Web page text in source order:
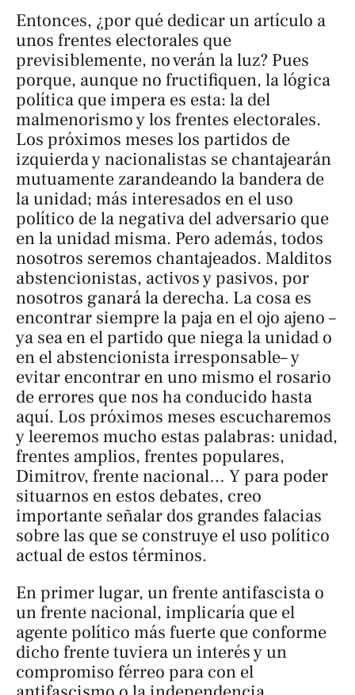
Entonces, ¿por qué dedicar un artículo a
unos frentes electorales que
previsiblemente, no verán la luz? Pues
porque, aunque no fructifiquen, la lógica
política que impera es esta: la del
malmenorismoy los frentes electorales.
Los próximos meses los partidos de
izquierda y nacionalistas se chantajearán
mutuamente zarandeando la bandera de
la unidad; más interesados en el uso
político de la negativa del adversario que
en la unidad misma. Pero además, todos
nosotros seremos chantajeados. Malditos
abstencionistas, activos y pasivos, por
nosotros ganará la derecha. La cosa es
encontrar siempre la paja en el ojo ajeno –
ya sea en el partido que niega la unidad o
en el abstencionista irresponsable– y
evitar encontrar en uno mismo el rosario
de errores que nos ha conducido hasta
aquí. Los próximos meses escucharemos
y leeremos mucho estas palabras: unidad,
frentes amplios, frentes populares,
Dimitrov, frente nacional… Y para poder
situarnos en estos debates, creo
importante señalar dos grandes falacias
sobre las que se construye el uso político
actual de estos términos.
En primer lugar, un frente antifascista o
un frente nacional, implicaría que el
agente político más fuerte que conforme
dicho frente tuviera un interés y un
compromiso férreo para con el